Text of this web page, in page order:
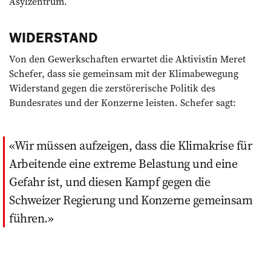
WIDERSTAND
Von den Gewerk­­­schaften erwartet die Aktivistin Meret
Schefer, dass sie ­gemeinsam mit der Klima­bewegung
Widerstand gegen die zerstörerische Politik des
Bundesrates und der Konzerne leisten. Schefer sagt:
Wir müssen aufzeigen, dass die Klimakrise ­für
Arbeitende eine extreme Belastung und eine
Gefahr ist, und diesen Kampf gegen die
Schweizer Regierung und Konzerne gemeinsam
führen.